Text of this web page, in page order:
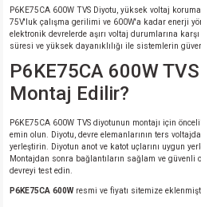
P6KE75CA 600W TVS Diyotu, yüksek voltaj
75V'luk çalışma gerilimi ve 600W'a kadar enerji
elektronik devrelerde aşırı voltaj durumlarına
süresi ve yüksek dayanıklılığı ile sistemlerin
P6KE75CA 600W
Montaj Edilir?
P6KE75CA 600W TVS diyotunun montajı için
emin olun. Diyotu, devre elemanlarının ters
yerleştirin. Diyotun anot ve katot uçlarını uygun
Montajdan sonra bağlantıların sağlam ve güvenli
devreyi test edin.
P6KE75CA 600Wresmi ve fiyatı sitemize